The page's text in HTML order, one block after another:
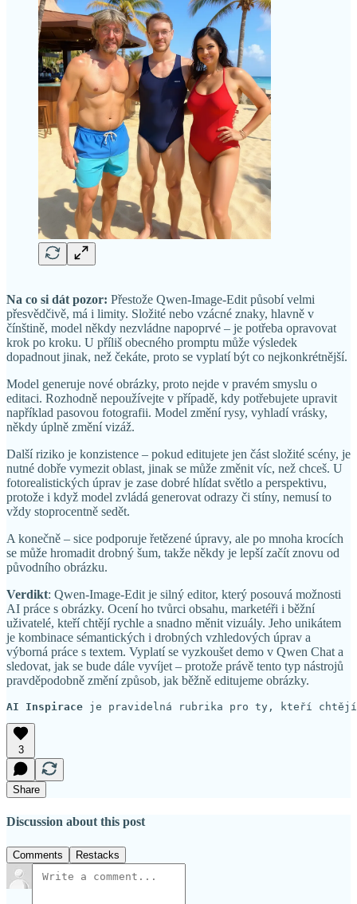
Na co si dát pozor: Přestože Qwen-Image-Edit působí velmi
přesvědčivě, má i limity. Složité nebo vzácné znaky, hlavně v
čínštině, model někdy nezvládne napoprvé – je potřeba opravovat
krok po kroku. U příliš obecného promptu může výsledek
dopadnout jinak, než čekáte, proto se vyplatí být co nejkonkrétnější.
Model generuje nové obrázky, proto nejde v pravém smyslu o
editaci. Rozhodně nepoužívejte v případě, kdy potřebujete upravit
například pasovou fotografii. Model změní rysy, vyhladí vrásky,
někdy úplně změní vizáž.
Další riziko je konzistence – pokud editujete jen část složité scény, je
nutné dobře vymezit oblast, jinak se může změnit víc, než chceš. U
fotorealistických úprav je zase dobré hlídat světlo a perspektivu,
protože i když model zvládá generovat odrazy či stíny, nemusí to
vždy stoprocentně sedět.
A konečně – sice podporuje řetězené úpravy, ale po mnoha krocích
se může hromadit drobný šum, takže někdy je lepší začít znovu od
původního obrázku.
Verdikt: Qwen-Image-Edit je silný editor, který posouvá možnosti
AI práce s obrázky. Ocení ho tvůrci obsahu, marketéři i běžní
uživatelé, kteří chtějí rychle a snadno měnit vizuály. Jeho unikátem
je kombinace sémantických i drobných vzhledových úprav a
výborná práce s textem. Vyplatí se vyzkoušet demo v Qwen Chat a
sledovat, jak se bude dále vyvíjet – protože právě tento typ nástrojů
pravděpodobně změní způsob, jak běžně editujeme obrázky.
AI Inspirace je pravidelná rubrika pro ty, kteří chtějí
3
Share
Discussion about this post
Comments Restacks